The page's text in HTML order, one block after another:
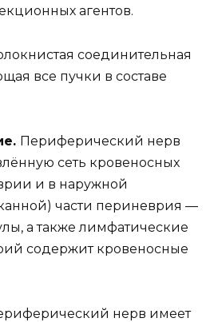
агентов.
соединительная
все пучки в составе
Периферический нерв
сеть кровеносных
и в наружной
части периневрия —
а также лимфатические
содержит кровеносные
нерв имеет